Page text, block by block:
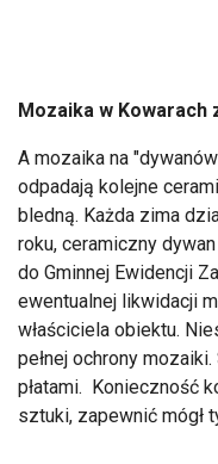
Mozaika w Kowarach
A mozaika na
odpadają kolejne
bledną. Każda zima
roku, ceramiczny
do Gminnej Ewidencji
ewentualnej likwidacji
właściciela obiektu.
pełnej ochrony
płatami. Konieczność
sztuki, zapewnić mógł